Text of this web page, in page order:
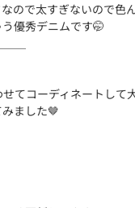
ので太すぎないので色
優秀デニムです🤭
てコーディネートして
ました🤎